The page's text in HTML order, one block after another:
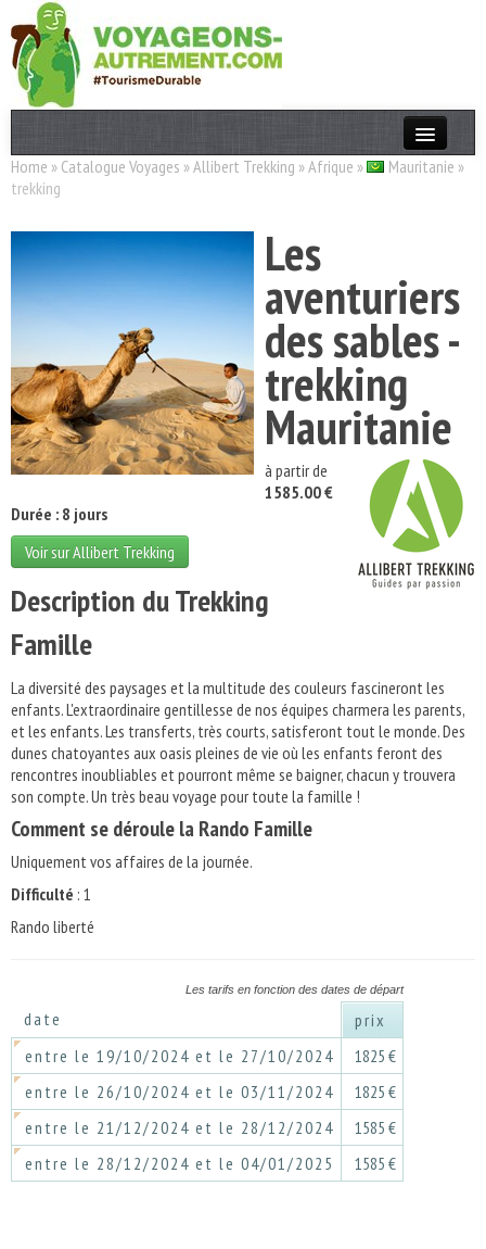
Actualités
Destinations
Acteurs
Thèmes
OK
Home » Catalogue Voyages »Allibert Trekking »Afrique » Mauritanie »
trekking
Les
aventuriers
des sables -
trekking
Mauritanie
à partir de
1585.00 €
Durée : 8 jours
Voir sur Allibert Trekking
Description du Trekking
Famille
La diversité des paysages et la multitude des couleurs fascineront les
enfants. L'extraordinaire gentillesse de nos équipes charmera les parents,
et les enfants. Les transferts, très courts, satisferont tout le monde. Des
dunes chatoyantes aux oasis pleines de vie où les enfants feront des
rencontres inoubliables et pourront même se baigner, chacun y trouvera
son compte. Un très beau voyage pour toute la famille !
Comment se déroule la Rando Famille
Uniquement vos affaires de la journée.
Difficulté : 1
Rando liberté
Les tarifs en fonction des dates de départ
date
prix
entre le 19/10/2024 et le 27/10/2024
1825 €
entre le 26/10/2024 et le 03/11/2024
1825 €
entre le 21/12/2024 et le 28/12/2024
1585 €
entre le 28/12/2024 et le 04/01/2025
1585 €